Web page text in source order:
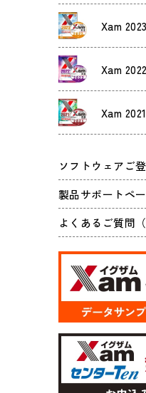
Xam 2023
Xam 2022
Xam 2021
ソフトウェアご
製品サポートペ
よくあるご質問（